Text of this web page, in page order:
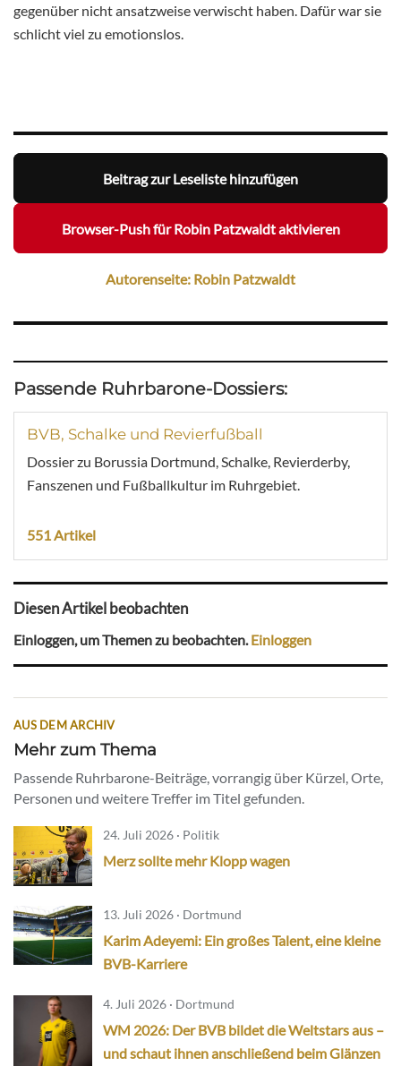
gegenüber nicht ansatzweise verwischt haben. Dafür war sie
schlicht viel zu emotionslos.
Beitrag zur Leseliste hinzufügen
Browser-Push für Robin Patzwaldt aktivieren
Autorenseite: Robin Patzwaldt
Passende Ruhrbarone-Dossiers:
BVB, Schalke und Revierfußball
Dossier zu Borussia Dortmund, Schalke, Revierderby,
Fanszenen und Fußballkultur im Ruhrgebiet.
551 Artikel
Diesen Artikel beobachten
Einloggen, um Themen zu beobachten.Einloggen
AUS DEM ARCHIV
Mehr zum Thema
Passende Ruhrbarone-Beiträge, vorrangig über Kürzel, Orte,
Personen und weitere Treffer im Titel gefunden.
24. Juli 2026 · Politik
Merz sollte mehr Klopp wagen
13. Juli 2026 · Dortmund
Karim Adeyemi: Ein großes Talent, eine kleine
BVB-Karriere
4. Juli 2026 · Dortmund
WM 2026: Der BVB bildet die Weltstars aus –
und schaut ihnen anschließend beim Glänzen